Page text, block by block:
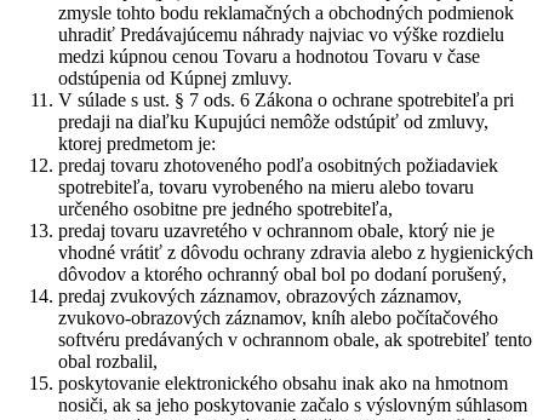
zmysle tohto bodu reklamačných a obchodných podmienok
uhradiť Predávajúcemu náhrady najviac vo výške rozdielu
medzi kúpnou cenou Tovaru a hodnotou Tovaru v čase
odstúpenia od Kúpnej zmluvy.
V súlade s ust. § 7 ods. 6 Zákona o ochrane spotrebiteľa pri
predaji na diaľku Kupujúci nemôže odstúpiť od zmluvy,
ktorej predmetom je:
predaj tovaru zhotoveného podľa osobitných požiadaviek
spotrebiteľa, tovaru vyrobeného na mieru alebo tovaru
určeného osobitne pre jedného spotrebiteľa,
predaj tovaru uzavretého v ochrannom obale, ktorý nie je
vhodné vrátiť z dôvodu ochrany zdravia alebo z hygienických
dôvodov a ktorého ochranný obal bol po dodaní porušený,
predaj zvukových záznamov, obrazových záznamov,
zvukovo-obrazových záznamov, kníh alebo počítačového
softvéru predávaných v ochrannom obale, ak spotrebiteľ tento
obal rozbalil,
poskytovanie elektronického obsahu inak ako na hmotnom
nosiči, ak sa jeho poskytovanie začalo s výslovným súhlasom